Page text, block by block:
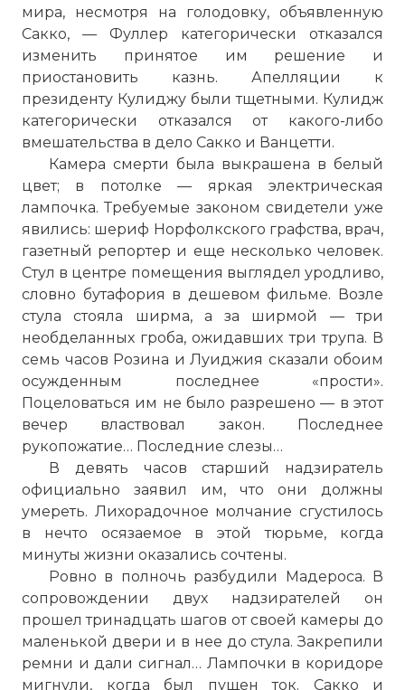
мира, несмотря на голодовку, объявленную
Сакко, — Фуллер категорически отказался
изменить принятое им решение и
приостановить казнь. Апелляции к
президенту Кулиджу были тщетными. Кулидж
категорически отказался от какого-либо
вмешательства в дело Сакко и Ванцетти.
Камера смерти была выкрашена в белый
цвет; в потолке — яркая электрическая
лампочка. Требуемые законом свидетели уже
явились: шериф Норфолкского графства, врач,
газетный репортер и еще несколько человек.
Стул в центре помещения выглядел уродливо,
словно бутафория в дешевом фильме. Возле
стула стояла ширма, а за ширмой — три
необделанных гроба, ожидавших три трупа. В
семь часов Розина и Луиджия сказали обоим
осужденным последнее «прости».
Поцеловаться им не было разрешено — в этот
вечер властвовал закон. Последнее
рукопожатие… Последние слезы…
В девять часов старший надзиратель
официально заявил им, что они должны
умереть. Лихорадочное молчание сгустилось
в нечто осязаемое в этой тюрьме, когда
минуты жизни оказались сочтены.
Ровно в полночь разбудили Мадероса. В
сопровождении двух надзирателей он
прошел тринадцать шагов от своей камеры до
маленькой двери и в нее до стула. Закрепили
ремни и дали сигнал… Лампочки в коридоре
мигнули, когда был пущен ток. Сакко и